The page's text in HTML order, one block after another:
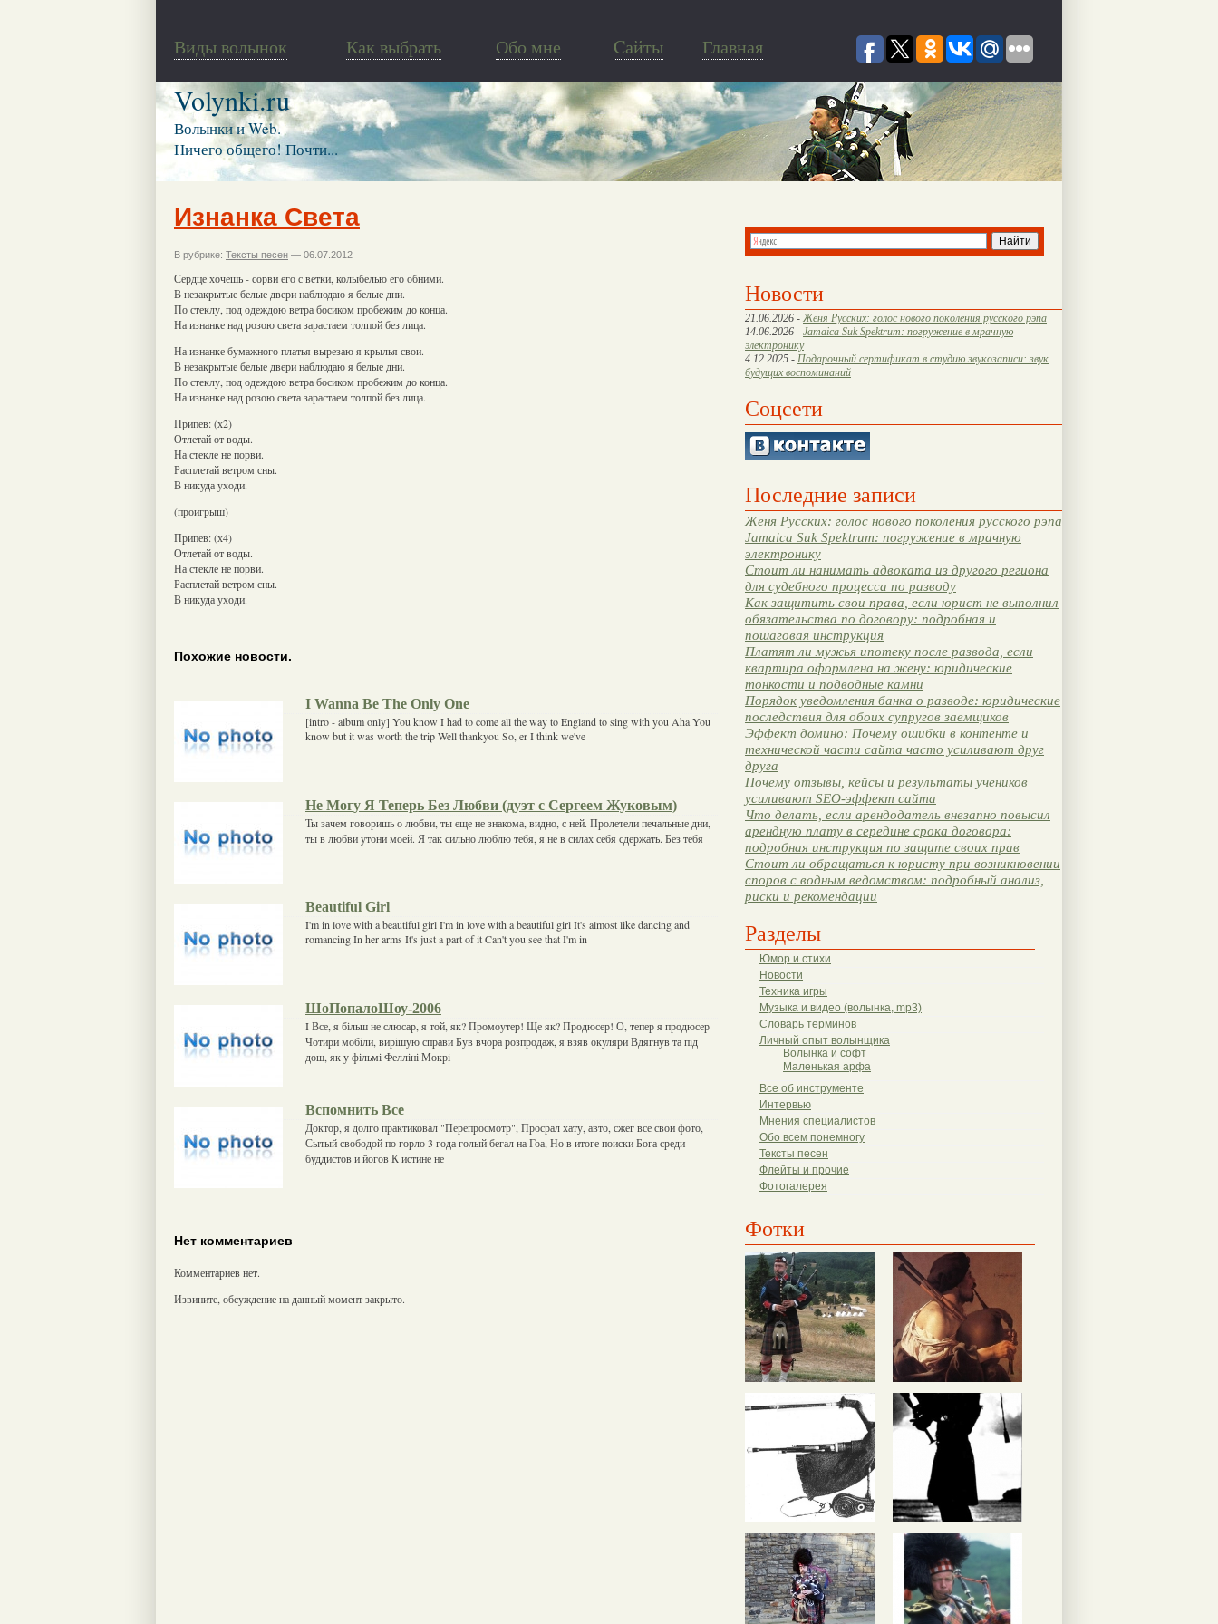
Виды волынок Как выбрать Обо мне Cайты Главная
Volynki.ru
Волынки и Web.
Ничего общего! Почти...
Новости
21.06.2026 - Женя Русских: голос нового поколения русского рэпа
14.06.2026 - Jamaica Suk Spektrum: погружение в мрачную
электронику
4.12.2025 - Подарочный сертификат в студию звукозаписи: звук
будущих воспоминаний
Соцсети
Последние записи
Женя Русских: голос нового поколения русского рэпа
Jamaica Suk Spektrum: погружение в мрачную
электронику
Стоит ли нанимать адвоката из другого региона
для судебного процесса по разводу
Как защитить свои права, если юрист не выполнил
обязательства по договору: подробная и
пошаговая инструкция
Платят ли мужья ипотеку после развода, если
квартира оформлена на жену: юридические
тонкости и подводные камни
Порядок уведомления банка о разводе: юридические
последствия для обоих супругов заемщиков
Эффект домино: Почему ошибки в контенте и
технической части сайта часто усиливают друг
друга
Почему отзывы, кейсы и результаты учеников
усиливают SEO-эффект сайта
Что делать, если арендодатель внезапно повысил
арендную плату в середине срока договора:
подробная инструкция по защите своих прав
Стоит ли обращаться к юристу при возникновении
споров с водным ведомством: подробный анализ,
риски и рекомендации
Разделы
Юмор и стихи
Новости
Техника игры
Музыка и видео (волынка, mp3)
Словарь терминов
Личный опыт волынщика
Волынка и софт
Маленькая арфа
Все об инструменте
Интервью
Мнения специалистов
Обо всем понемногу
Тексты песен
Флейты и прочие
Фотогалерея
Фотки
Изнанка Света
В рубрике: Тексты песен — 06.07.2012
Сердце хочешь - сорви его с ветки, колыбелью его обними.
В незакрытые белые двери наблюдаю я белые дни.
По стеклу, под одеждою ветра босиком пробежим до конца.
На изнанке над розою света зарастаем толпой без лица.
На изнанке бумажного платья вырезаю я крылья свои.
В незакрытые белые двери наблюдаю я белые дни.
По стеклу, под одеждою ветра босиком пробежим до конца.
На изнанке над розою света зарастаем толпой без лица.
Припев: (х2)
Отлетай от воды.
На стекле не порви.
Расплетай ветром сны.
В никуда уходи.
(проигрыш)
Припев: (х4)
Отлетай от воды.
На стекле не порви.
Расплетай ветром сны.
В никуда уходи.
Похожие новости.
I Wanna Be The Only One
[intro - album only] You know I had to come all the way to England to sing with you Aha You
know but it was worth the trip Well thankyou So, er I think we've
Не Могу Я Теперь Без Любви (дуэт с Сергеем Жуковым)
Ты зачем говоришь о любви, ты еще не знакома, видно, с ней. Пролетели печальные дни,
ты в любви утони моей. Я так сильно люблю тебя, я не в силах себя сдержать. Без тебя
Beautiful Girl
I'm in love with a beautiful girl I'm in love with a beautiful girl It's almost like dancing and
romancing In her arms It's just a part of it Can't you see that I'm in
ШоПопалоШоу-2006
I Все, я більш не слюсар, я той, як? Промоутер! Ще як? Продюсер! О, тепер я продюсер
Чотири мобіли, вирішую справи Був вчора розпродаж, я взяв окуляри Вдягнув та під
дощ, як у фільмі Фелліні Мокрі
Вспомнить Все
Доктор, я долго практиковал "Перепросмотр", Просрал хату, авто, сжег все свои фото,
Сытый свободой по горло 3 года голый бегал на Гоа, Но в итоге поиски Бога среди
буддистов и йогов К истине не
Нет комментариев
Комментариев нет.
Извините, обсуждение на данный момент закрыто.